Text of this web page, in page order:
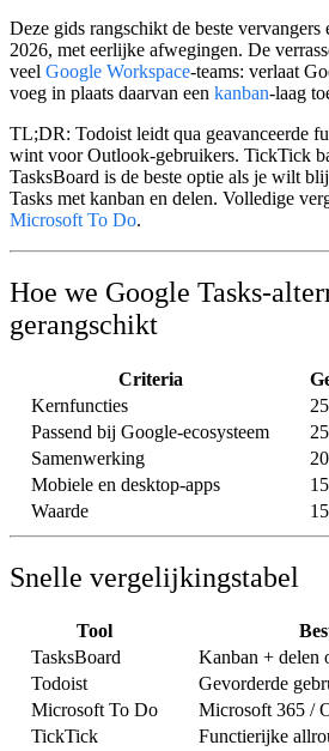
Deze gids rangschikt de beste
2026, met eerlijke afwegingen. De
veel Google Workspace-teams: verlaat
voeg in plaats daarvan een kanban-laag
TL;DR: Todoist leidt qua geavanceerde
wint voor Outlook-gebruikers. TickTick
TasksBoard is de beste optie als je wilt
Tasks met kanban en delen. Volledige
Microsoft To Do.
Hoe we Google Tasks-
gerangschikt
Criteria
Kernfuncties
Passend bij Google-ecosysteem
Samenwerking
Mobiele en desktop-apps
Waarde
Snelle vergelijkingstabel
Tool
TasksBoard
Kanban + delen
Todoist
Gevorderde
Microsoft To Do
Microsoft 365 /
TickTick
Functierijke